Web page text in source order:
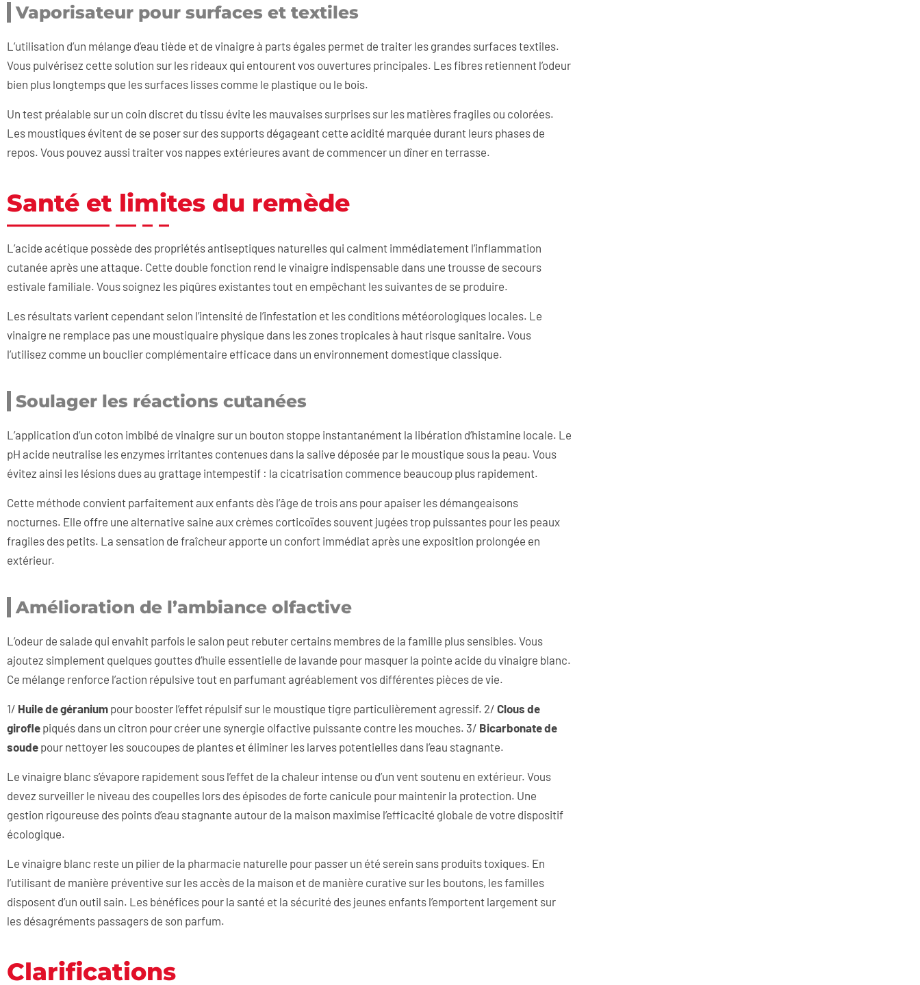
Vaporisateur pour surfaces et textiles
L’utilisation d’un mélange d’eau tiède et de vinaigre à parts égales permet de traiter les grandes surfaces textiles.
Vous pulvérisez cette solution sur les rideaux qui entourent vos ouvertures principales. Les fibres retiennent l’odeur
bien plus longtemps que les surfaces lisses comme le plastique ou le bois.
Un test préalable sur un coin discret du tissu évite les mauvaises surprises sur les matières fragiles ou colorées.
Les moustiques évitent de se poser sur des supports dégageant cette acidité marquée durant leurs phases de
repos. Vous pouvez aussi traiter vos nappes extérieures avant de commencer un dîner en terrasse.
Santé et limites du remède
L’acide acétique possède des propriétés antiseptiques naturelles qui calment immédiatement l’inflammation
cutanée après une attaque. Cette double fonction rend le vinaigre indispensable dans une trousse de secours
estivale familiale. Vous soignez les piqûres existantes tout en empêchant les suivantes de se produire.
Les résultats varient cependant selon l’intensité de l’infestation et les conditions météorologiques locales. Le
vinaigre ne remplace pas une moustiquaire physique dans les zones tropicales à haut risque sanitaire. Vous
l’utilisez comme un bouclier complémentaire efficace dans un environnement domestique classique.
Soulager les réactions cutanées
L’application d’un coton imbibé de vinaigre sur un bouton stoppe instantanément la libération d’histamine locale. Le
pH acide neutralise les enzymes irritantes contenues dans la salive déposée par le moustique sous la peau. Vous
évitez ainsi les lésions dues au grattage intempestif : la cicatrisation commence beaucoup plus rapidement.
Cette méthode convient parfaitement aux enfants dès l’âge de trois ans pour apaiser les démangeaisons
nocturnes. Elle offre une alternative saine aux crèmes corticoïdes souvent jugées trop puissantes pour les peaux
fragiles des petits. La sensation de fraîcheur apporte un confort immédiat après une exposition prolongée en
extérieur.
Amélioration de l’ambiance olfactive
L’odeur de salade qui envahit parfois le salon peut rebuter certains membres de la famille plus sensibles. Vous
ajoutez simplement quelques gouttes d’huile essentielle de lavande pour masquer la pointe acide du vinaigre blanc.
Ce mélange renforce l’action répulsive tout en parfumant agréablement vos différentes pièces de vie.
1/ Huile de géranium pour booster l’effet répulsif sur le moustique tigre particulièrement agressif. 2/ Clous de
girofle piqués dans un citron pour créer une synergie olfactive puissante contre les mouches. 3/ Bicarbonate de
soude pour nettoyer les soucoupes de plantes et éliminer les larves potentielles dans l’eau stagnante.
Le vinaigre blanc s’évapore rapidement sous l’effet de la chaleur intense ou d’un vent soutenu en extérieur. Vous
devez surveiller le niveau des coupelles lors des épisodes de forte canicule pour maintenir la protection. Une
gestion rigoureuse des points d’eau stagnante autour de la maison maximise l’efficacité globale de votre dispositif
écologique.
Le vinaigre blanc reste un pilier de la pharmacie naturelle pour passer un été serein sans produits toxiques. En
l’utilisant de manière préventive sur les accès de la maison et de manière curative sur les boutons, les familles
disposent d’un outil sain. Les bénéfices pour la santé et la sécurité des jeunes enfants l’emportent largement sur
les désagréments passagers de son parfum.
Clarifications